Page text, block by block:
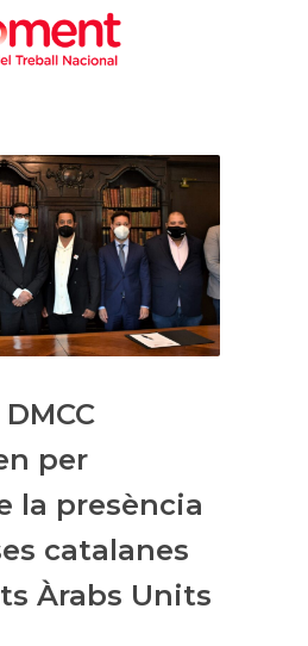
per
la presència
catalanes
Àrabs Units